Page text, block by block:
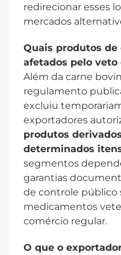
redirecionar esses
mercados
Quais produtos
afetados pelo veto
Além da carne
regulamento
excluiu
exportadores
produtos
determinados
segmentos
garantias
de controle público
medicamentos
comércio regular.
O que o